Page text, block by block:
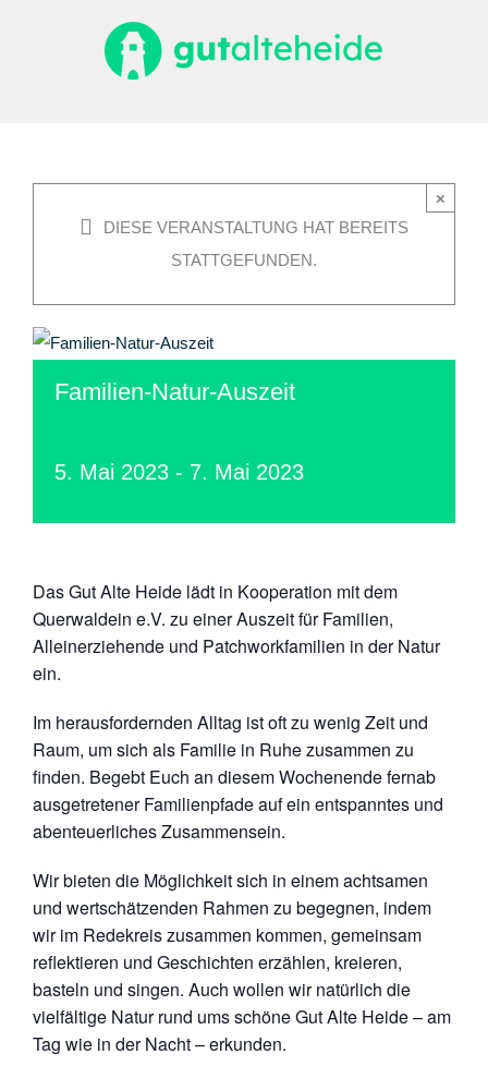
×
DIESE VERANSTALTUNG HAT BEREITS
STATTGEFUNDEN.
Familien-Natur-Auszeit
5. Mai 2023 - 7. Mai 2023
Das Gut Alte Heide lädt in Kooperation mit dem
Querwaldein e.V. zu einer Auszeit für Familien,
Alleinerziehende und Patchworkfamilien in der Natur
ein.
Im herausfordernden Alltag ist oft zu wenig Zeit und
Raum, um sich als Familie in Ruhe zusammen zu
finden. Begebt Euch an diesem Wochenende fernab
ausgetretener Familienpfade auf ein entspanntes und
abenteuerliches Zusammensein.
Wir bieten die Möglichkeit sich in einem achtsamen
und wertschätzenden Rahmen zu begegnen, indem
wir im Redekreis zusammen kommen, gemeinsam
reflektieren und Geschichten erzählen, kreieren,
basteln und singen. Auch wollen wir natürlich die
vielfältige Natur rund ums schöne Gut Alte Heide – am
Tag wie in der Nacht – erkunden.